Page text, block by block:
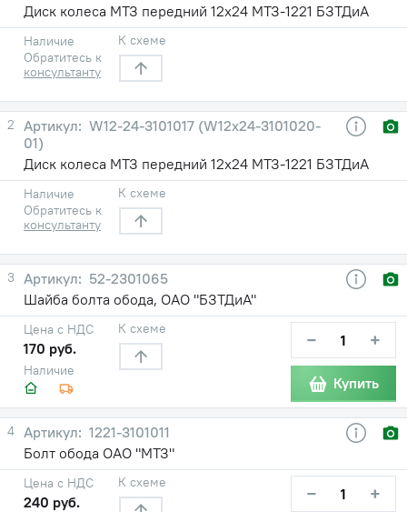
Диск колеса МТЗ передний 12х24 МТЗ-1221 БЗТДиА
Наличие
Обратитесь к
консультанту
К схеме
2
W12-24-3101017 (W12x24-3101020-
01)
Диск колеса МТЗ передний 12х24 МТЗ-1221 БЗТДиА
Наличие
Обратитесь к
консультанту
К схеме
3
52-2301065
Шайба болта обода, ОАО "БЗТДиА"
Наличие
Цена с НДС
170 руб.
К схеме − +
Купить
4
1221-3101011
Болт обода ОАО "МТЗ"
Цена с НДС
240 руб.
К схеме − +